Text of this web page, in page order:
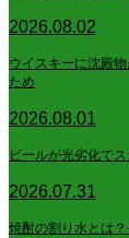
2026.08.02
ウイスキーに沈殿
ため
2026.08.01
ビールが光劣化で
2026.07.31
焼酎の割り水とは